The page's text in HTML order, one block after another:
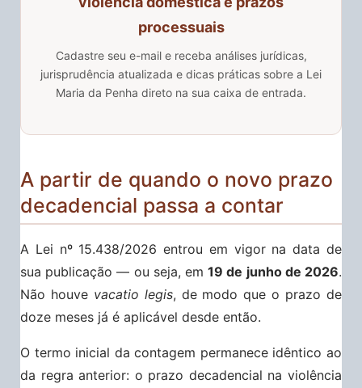
processuais
Cadastre seu e-mail e receba análises jurídicas,
jurisprudência atualizada e dicas práticas sobre a Lei
Maria da Penha direto na sua caixa de entrada.
A partir de quando o novo prazo
decadencial passa a contar
A Lei nº 15.438/2026 entrou em vigor na data de
sua publicação — ou seja, em19 de junho de 2026.
Não houve vacatio legis, de modo que o prazo de
doze meses já é aplicável desde então.
O termo inicial da contagem permanece idêntico ao
da regra anterior: o prazo decadencial na violência